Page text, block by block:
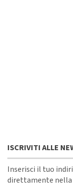
ISCRIVITI ALLE
Inserisci il tuo
direttamente nella